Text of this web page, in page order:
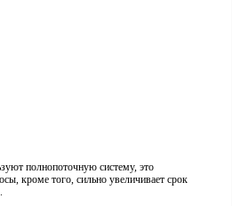
полнопоточную систему, это
кроме того, сильно увеличивает срок